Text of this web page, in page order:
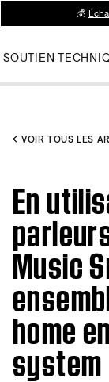
💰
SOUTIEN
VOIR TOUS LES
En
Music
home
system